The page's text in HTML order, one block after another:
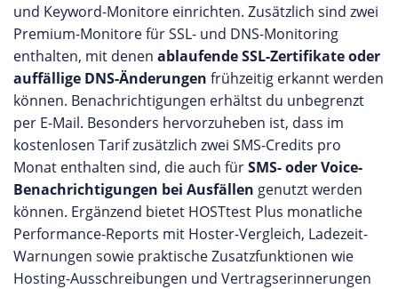
und Keyword-Monitore einrichten. Zusätzlich sind zwei
Premium-Monitore für SSL- und DNS-Monitoring
enthalten, mit denen ablaufende SSL-Zertifikate oder
auffällige DNS-Änderungen frühzeitig erkannt werden
können. Benachrichtigungen erhältst du unbegrenzt
per E-Mail. Besonders hervorzuheben ist, dass im
kostenlosen Tarif zusätzlich zwei SMS-Credits pro
Monat enthalten sind, die auch fürSMS- oder Voice-
Benachrichtigungen bei Ausfällen genutzt werden
können. Ergänzend bietet HOSTtest Plus monatliche
Performance-Reports mit Hoster-Vergleich, Ladezeit-
Warnungen sowie praktische Zusatzfunktionen wie
Hosting-Ausschreibungen und Vertragserinnerungen